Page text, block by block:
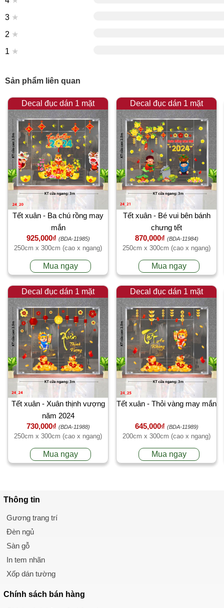
3 ★
2 ★
1 ★
Sản phẩm liên quan
Decal đục dán 1 mặt
Tết xuân - Ba chú rồng may
mắn
925,000₫ (BDA-11985)
250cm x 300cm (cao x ngang)
Mua ngay
Decal đục dán 1 mặt
Tết xuân - Bé vui bên bánh
chưng tết
870,000₫ (BDA-11984)
250cm x 300cm (cao x ngang)
Mua ngay
Decal đục dán 1 mặt
Tết xuân - Xuân thịnh vượng
năm 2024
730,000₫ (BDA-11988)
250cm x 300cm (cao x ngang)
Mua ngay
Decal đục dán 1 mặt
Tết xuân - Thỏi vàng may mắn
645,000₫ (BDA-11989)
200cm x 300cm (cao x ngang)
Mua ngay
Thông tin
Gương trang trí
Đèn ngủ
Sàn gỗ
In tem nhãn
Xốp dán tường
Chính sách bán hàng